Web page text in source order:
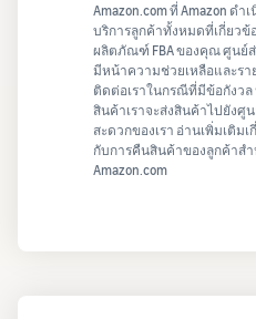
Amazon.com ที่ Amazon ดำ
บริการลูกค้าทั้งหมดที่เกี่ยว
ผลิตภัณฑ์ FBA ของคุณ ศูนย์
มีหน้าความช่วยเหลือและรา
ติดต่อเราในกรณีที่มีข้อกังว
สินค้าเราจะส่งสินค้าไปยัง
สะดวกของเรา อ่านเพิ่มเติมเ
กับการคืนสินค้าของลูกค้าส
Amazon.com